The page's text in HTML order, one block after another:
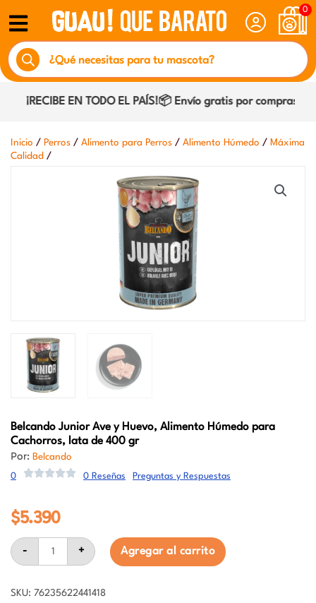
contenido
0
Búsqueda
de
productos
¡RECIBE EN TODO EL PAÍS!📦 Envío gratis por compras
Inicio / Perros / Alimento para Perros / Alimento Húmedo / Máxima
Calidad /
Belcando Junior Ave y Huevo, Alimento Húmedo para
Cachorros, lata de 400 gr
Por: Belcando
0 0 Reseñas Preguntas y Respuestas
$5.390
-
Junior
Ave
Huevo,
+ Agregar al carrito
SKU: 76235622441418